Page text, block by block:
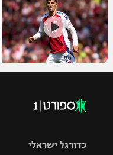
כדורגל ישראלי